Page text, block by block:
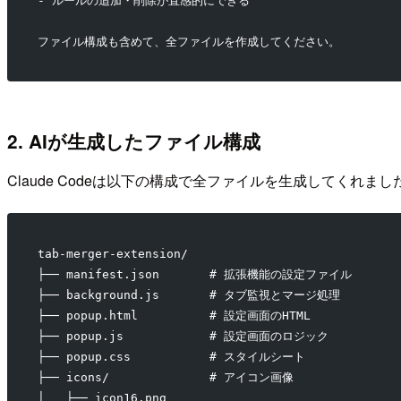
ファイル構成も含めて、全ファイルを作成してください。
2. AIが生成したファイル構成
Claude Codeは以下の構成で全ファイルを生成してくれまし
tab-merger-extension/
├── manifest.json       # 拡張機能の設定ファイル
├── background.js       # タブ監視とマージ処理
├── popup.html          # 設定画面のHTML
├── popup.js            # 設定画面のロジック
├── popup.css           # スタイルシート
├── icons/              # アイコン画像
│   ├── icon16.png